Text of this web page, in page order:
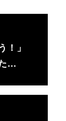
！」
…